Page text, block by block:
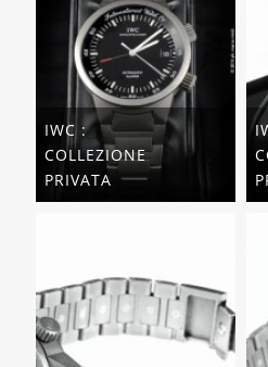
IWC :
COLLEZIONE
PRIVATA